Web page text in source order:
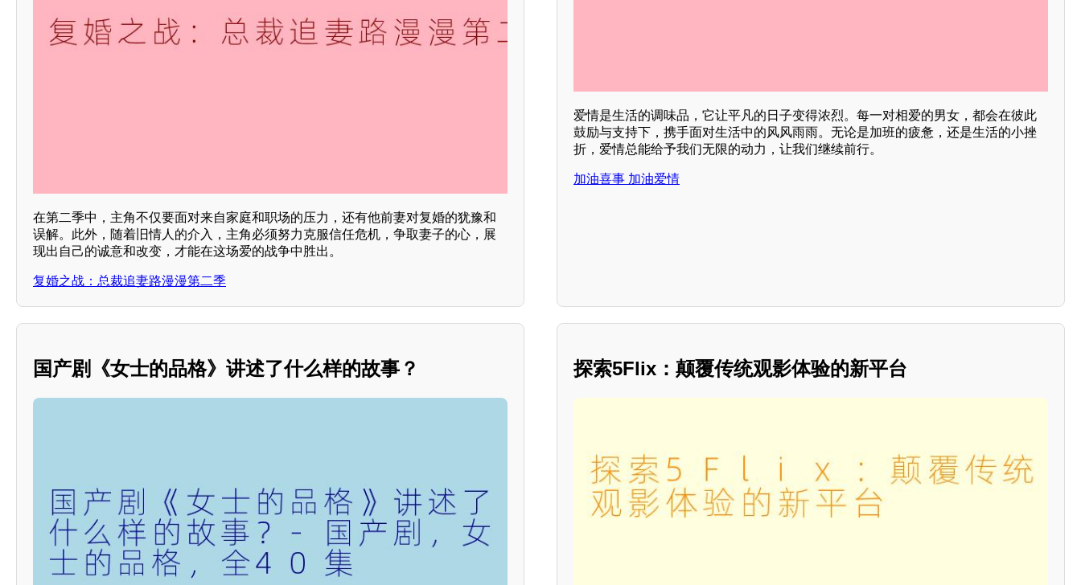
在第二季中，主角不仅要面对来自家庭和职场的压力，还有他前妻对复婚的犹豫和
误解。此外，随着旧情人的介入，主角必须努力克服信任危机，争取妻子的心，展
现出自己的诚意和改变，才能在这场爱的战争中胜出。
复婚之战：总裁追妻路漫漫第二季
爱情是生活的调味品，它让平凡的日子变得浓烈。每一对相爱的男女，都会在彼此
鼓励与支持下，携手面对生活中的风风雨雨。无论是加班的疲惫，还是生活的小挫
折，爱情总能给予我们无限的动力，让我们继续前行。
加油喜事 加油爱情
国产剧《女士的品格》讲述了什么样的故事？ 探索5Flix：颠覆传统观影体验的新平台